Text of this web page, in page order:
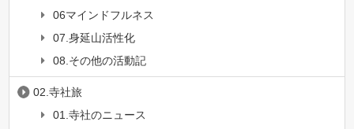
06マインドフルネス
07.身延山活性化
08.その他の活動記
02.寺社旅
01.寺社のニュース